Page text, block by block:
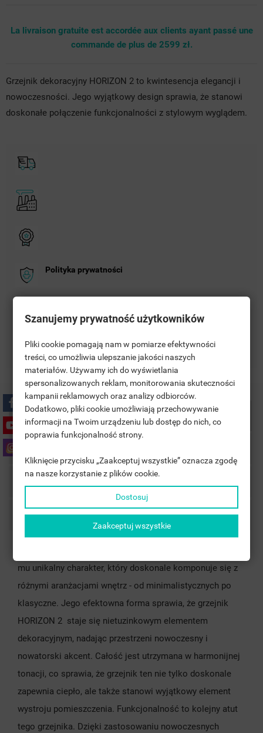
La livraison gratuite est accordée aux clients ayant passé une
commande de plus de 2599 zł.
Grzejnik dekoracyjny HORIZON 2 to kwintesencja elegancji i
nowoczesności. Jego wyjątkowy design sprawia, że stanowi
doskonałe połączenie funkcjonalności z stylowym wyglądem.
Polityka prywatności
Zasady zwrotu
Description
Commentaires
mu unikalny charakter, który doskonale komponuje się z
różnymi aranżacjami wnętrz - od minimalistycznych po
klasyczne. Jego efektowna forma sprawia, że grzejnik
HORIZON 2 staje się nietuzinkowym elementem
dekoracyjnym, nadając przestrzeni nowoczesny i
nowatorski akcent. Całość jest utrzymana w harmonijnej
tonacji, co sprawia, że grzejnik ten nie tylko doskonale
zapewnia ciepło, ale także stanowi wyjątkowy element
wystroju pomieszczenia. Funkcjonalność to kolejny atut
tego grzejnika. Dzięki zastosowaniu nowoczesnych
MOJE LISTY ŻYCZEŃ
((TITLE))
((LABEL))
((CANCELTEXT))
CONNEXION
VOUS DEVEZ ÊTRE CONNECTÉ POUR AJOUTER DES
PRODUITS À VOTRE LISTE D'ENVIES.
((CANCELTEXT)) ((LOGINTEXT))
Szanujemy prywatność użytkowników
Pliki cookie pomagają nam w pomiarze efektywności
treści, co umożliwia ulepszanie jakości naszych
materiałów. Używamy ich do wyświetlania
spersonalizowanych reklam, monitorowania skuteczności
kampanii reklamowych oraz analizy odbiorców.
Dodatkowo, pliki cookie umożliwiają przechowywanie
informacji na Twoim urządzeniu lub dostęp do nich, co
poprawia funkcjonalność strony.
Kliknięcie przycisku „Zaakceptuj wszystkie” oznacza zgodę
na nasze korzystanie z plików cookie.
Dostosuj
Zaakceptuj wszystkie